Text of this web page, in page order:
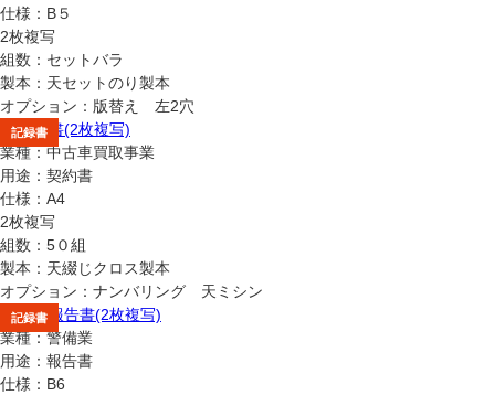
仕様：B５
2枚複写
組数：セットバラ
製本：天セットのり製本
オプション：版替え 左2穴
申込書
契約書
注文書
報告書
記録書
業種：中古車買取事業
用途：契約書
仕様：A4
2枚複写
組数：5０組
製本：天綴じクロス製本
オプション：ナンバリング 天ミシン
申込書
契約書
注文書
報告書
記録書
業種：警備業
用途：報告書
仕様：B6